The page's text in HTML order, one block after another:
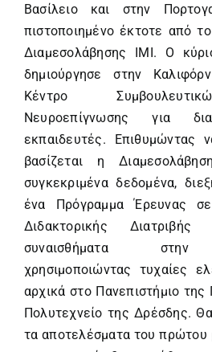
Βασίλειο και στην
πιστοποιημένο έκτοτε από
Διαμεσολάβησης IMI. Ο
δημιούργησε στην
Κέντρο
Νευροεπίγνωσης για
εκπαιδευτές. Επιθυμώντας
βασίζεται η
συγκεκριμένα δεδομένα,
ένα Πρόγραμμα Έρευνας
Διδακτορικής
συναισθήματα στην
χρησιμοποιώντας τυχαίες
αρχικά στο Πανεπιστήμιο
Πολυτεχνείο της Δρέσδης.
τα αποτελέσματα του πρώτου